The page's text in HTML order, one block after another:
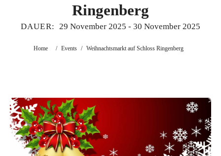
Ringenberg
DAUER: 29 November 2025 - 30 November 2025
Home / Events / Weihnachtsmarkt auf Schloss Ringenberg